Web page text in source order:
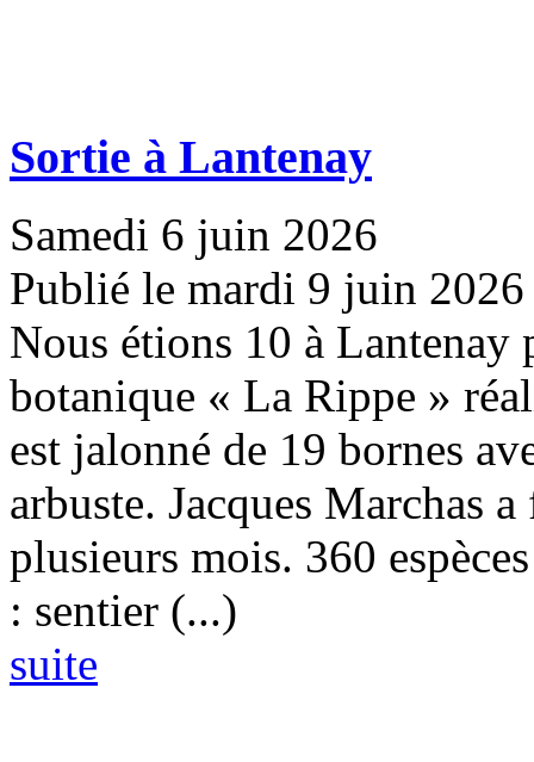
Sortie à Lantenay
Samedi 6 juin 2026
Publié le mardi 9 juin 2026
Nous étions 10 à Lantenay
botanique « La Rippe »
est jalonné de 19 bornes
arbuste. Jacques Marchas
plusieurs mois. 360
: sentier (...)
suite